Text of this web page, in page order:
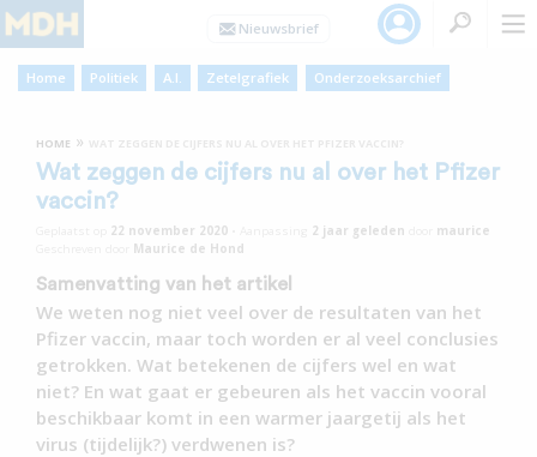
Home Politiek A.I. Zetelgrafiek Onderzoeksarchief
HOME »
Wat zeggen de cijfers nu al over het Pfizer
vaccin?
22 november 2020 2 jaar geleden
maurice
Maurice de Hond
Samenvatting van het artikel
We weten nog niet veel over de resultaten van het
Pfizer vaccin, maar toch worden er al veel conclusies
getrokken. Wat betekenen de cijfers wel en wat
niet? En wat gaat er gebeuren als het vaccin vooral
beschikbaar komt in een warmer jaargetij als het
virus (tijdelijk?) verdwenen is?